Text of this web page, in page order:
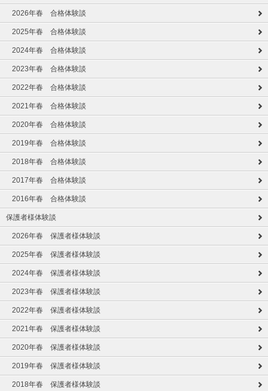
2026年春 合格体験談
2025年春 合格体験談
2024年春 合格体験談
2023年春 合格体験談
2022年春 合格体験談
2021年春 合格体験談
2020年春 合格体験談
2019年春 合格体験談
2018年春 合格体験談
2017年春 合格体験談
2016年春 合格体験談
保護者様体験談
2026年春 保護者様体験談
2025年春 保護者様体験談
2024年春 保護者様体験談
2023年春 保護者様体験談
2022年春 保護者様体験談
2021年春 保護者様体験談
2020年春 保護者様体験談
2019年春 保護者様体験談
2018年春 保護者様体験談